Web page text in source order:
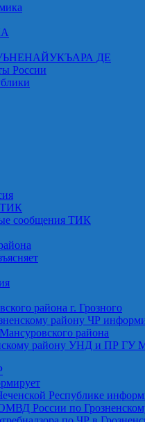
ДЕ
России
ТИК
сообщения ТИК
района г. Грозного
району ЧР
района
району УНД и ПР ГУ
Республике
России по